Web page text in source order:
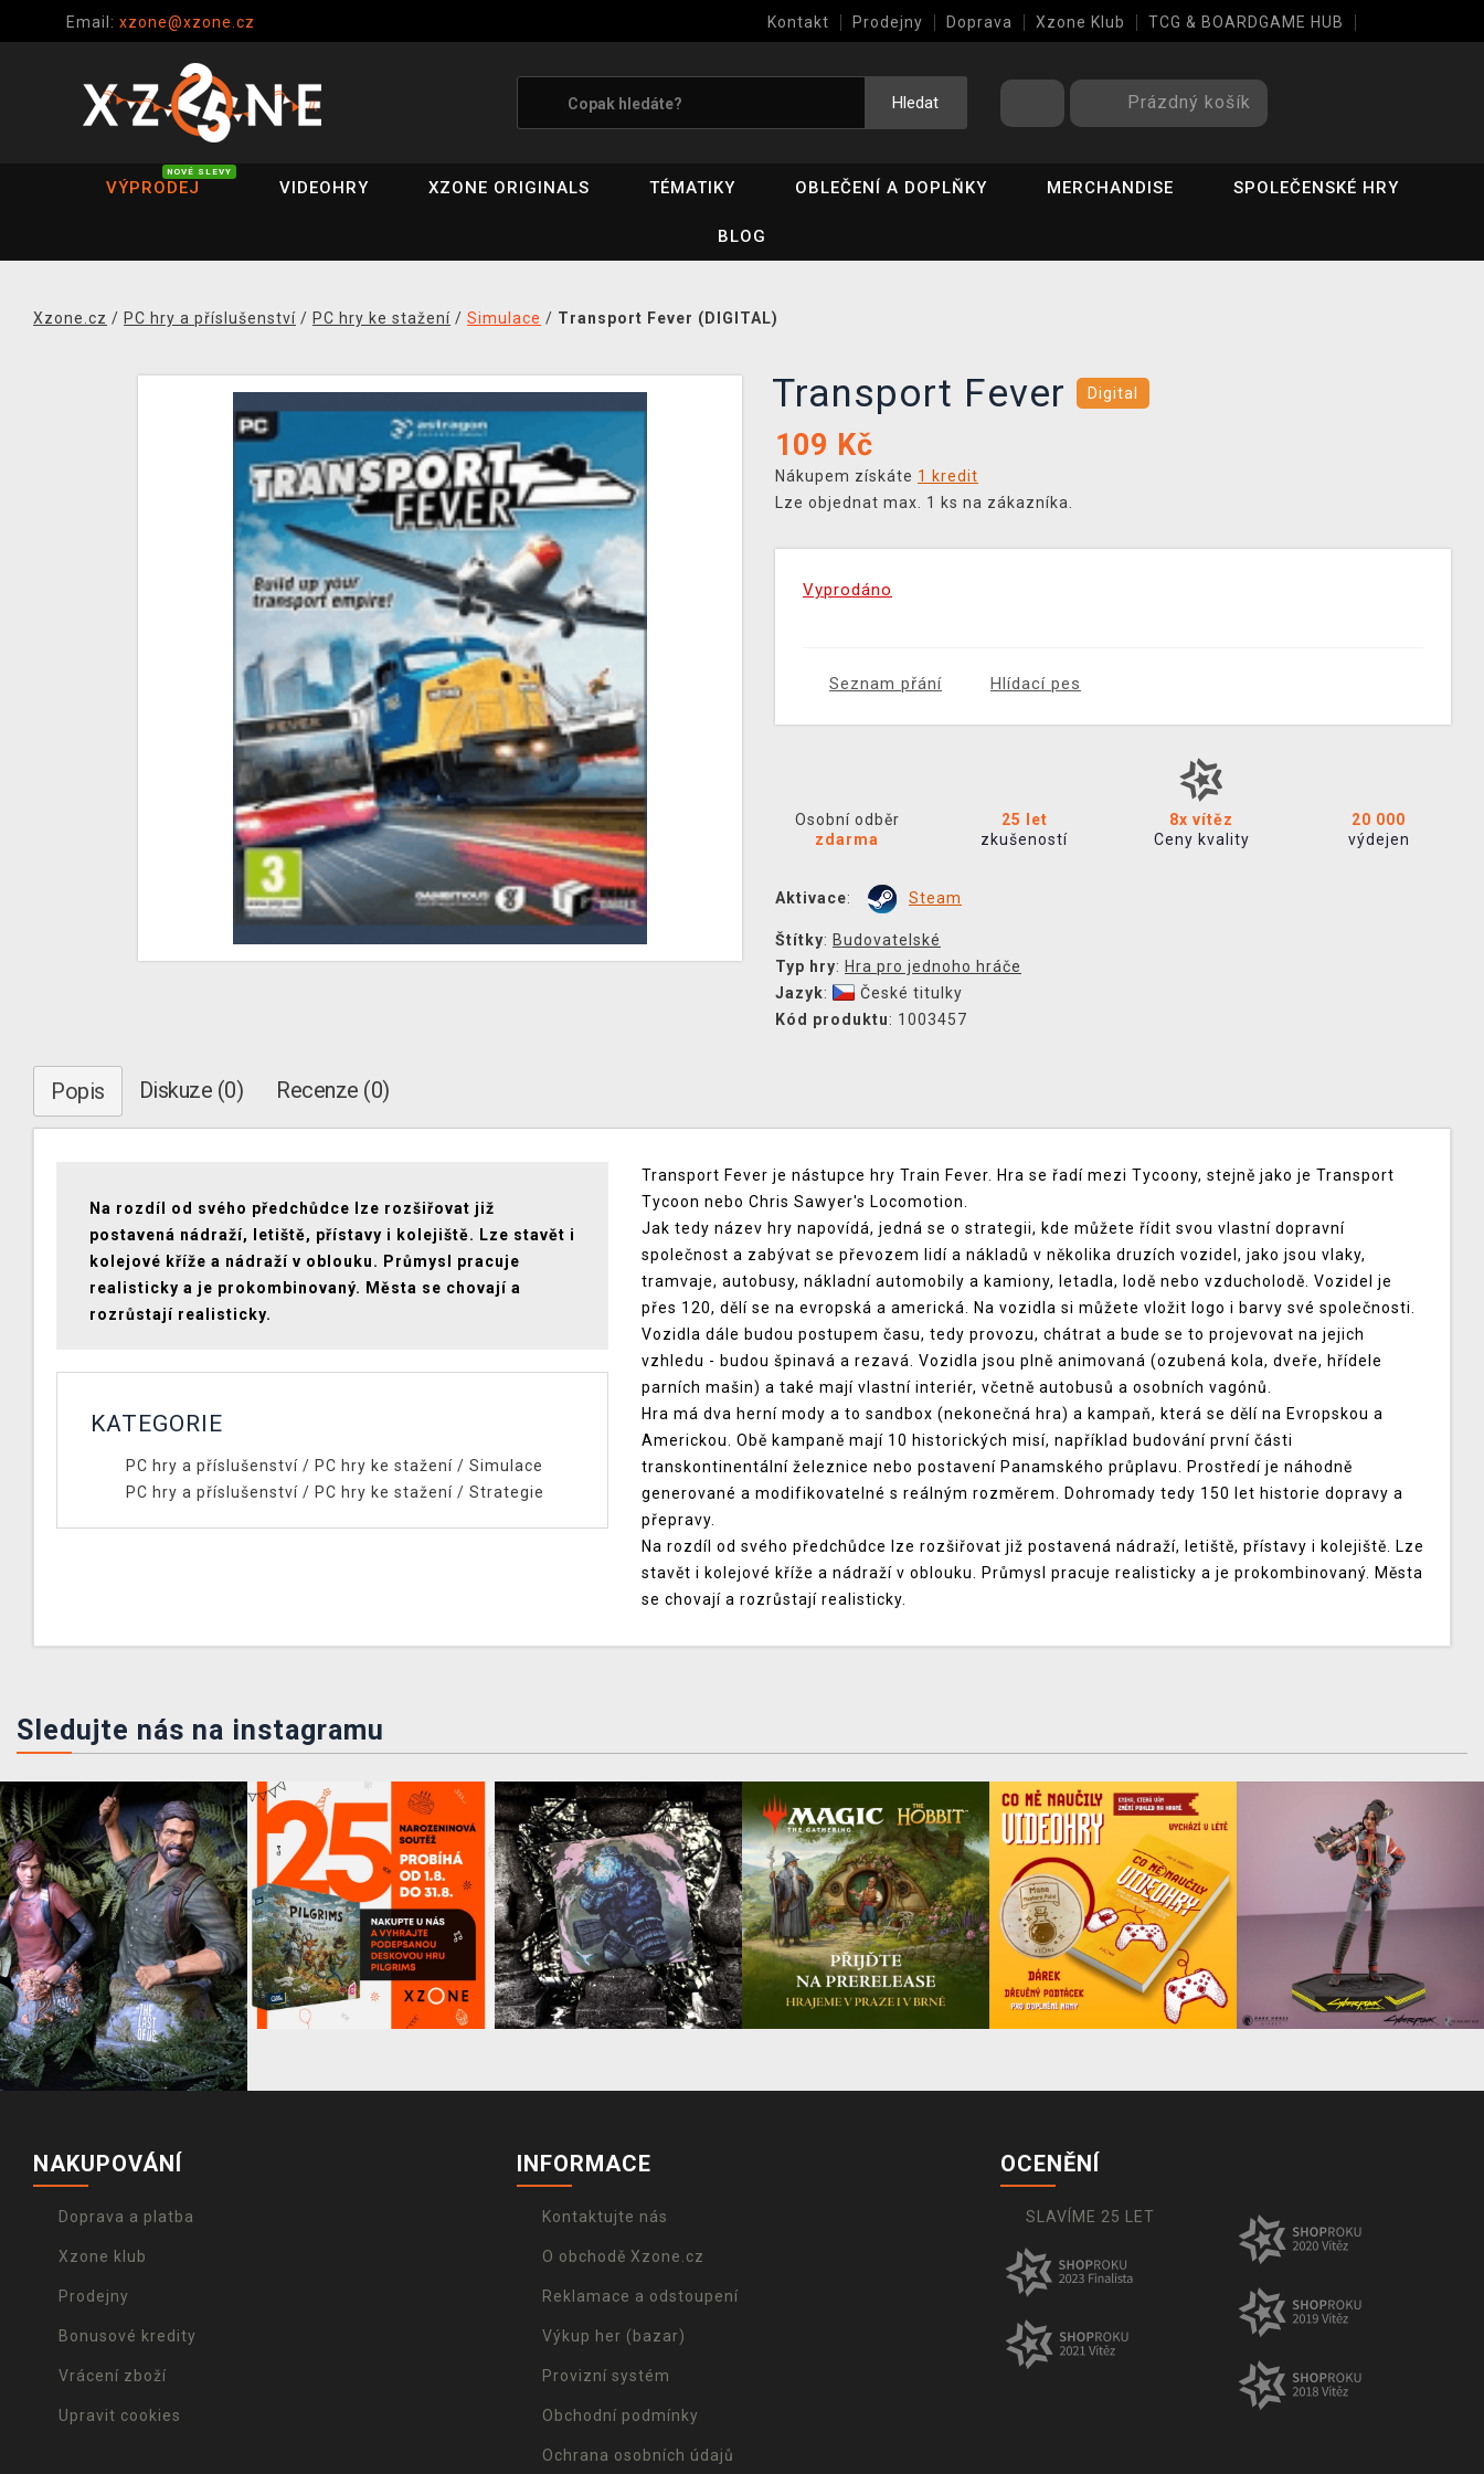
Email: xzone@xzone.cz Kontakt Prodejny Doprava Xzone Klub TCG & BOARDGAME HUB
Hledat Prázdný košík
VÝPRODEJ
NOVÉ SLEVY
VIDEOHRY XZONE ORIGINALS TÉMATIKY OBLEČENÍ A DOPLŇKY MERCHANDISE SPOLEČENSKÉ HRY
BLOG
Xzone.cz / PC hry a příslušenství / PC hry ke stažení / Simulace / Transport Fever (DIGITAL)
Transport Fever Digital
109 Kč
Nákupem získáte 1 kredit
Lze objednat max. 1 ks na zákazníka.
Vyprodáno
Seznam přání Hlídací pes
Osobní odběr
zdarma
25 let
zkušeností
8x vítěz
Ceny kvality
20 000
výdejen
Aktivace: Steam
Štítky: Budovatelské
Typ hry: Hra pro jednoho hráče
Jazyk:
České titulky
Kód produktu: 1003457
Popis Diskuze (0) Recenze (0)
Na rozdíl od svého předchůdce lze rozšiřovat již
postavená nádraží, letiště, přístavy i kolejiště. Lze stavět i
kolejové kříže a nádraží v oblouku. Průmysl pracuje
realisticky a je prokombinovaný. Města se chovají a
rozrůstají realisticky.
KATEGORIE
PC hry a příslušenství/ PC hry ke stažení/ Simulace
PC hry a příslušenství/ PC hry ke stažení/ Strategie
Transport Fever je nástupce hry Train Fever. Hra se řadí mezi Tycoony, stejně jako je Transport
Tycoon nebo Chris Sawyer's Locomotion.
Jak tedy název hry napovídá, jedná se o strategii, kde můžete řídit svou vlastní dopravní
společnost a zabývat se převozem lidí a nákladů v několika druzích vozidel, jako jsou vlaky,
tramvaje, autobusy, nákladní automobily a kamiony, letadla, lodě nebo vzducholodě. Vozidel je
přes 120, dělí se na evropská a americká. Na vozidla si můžete vložit logo i barvy své společnosti.
Vozidla dále budou postupem času, tedy provozu, chátrat a bude se to projevovat na jejich
vzhledu - budou špinavá a rezavá. Vozidla jsou plně animovaná (ozubená kola, dveře, hřídele
parních mašin) a také mají vlastní interiér, včetně autobusů a osobních vagónů.
Hra má dva herní mody a to sandbox (nekonečná hra) a kampaň, která se dělí na Evropskou a
Americkou. Obě kampaně mají 10 historických misí, například budování první části
transkontinentální železnice nebo postavení Panamského průplavu. Prostředí je náhodně
generované a modifikovatelné s reálným rozměrem. Dohromady tedy 150 let historie dopravy a
přepravy.
Na rozdíl od svého předchůdce lze rozšiřovat již postavená nádraží, letiště, přístavy i kolejiště. Lze
stavět i kolejové kříže a nádraží v oblouku. Průmysl pracuje realisticky a je prokombinovaný. Města
se chovají a rozrůstají realisticky.
Sledujte nás na instagramu
NAKUPOVÁNÍ
Doprava a platba
Xzone klub
Prodejny
Bonusové kredity
Vrácení zboží
Upravit cookies
INFORMACE
Kontaktujte nás
O obchodě Xzone.cz
Reklamace a odstoupení
Výkup her (bazar)
Provizní systém
Obchodní podmínky
Ochrana osobních údajů
OCENĚNÍ
SLAVÍME 25 LET